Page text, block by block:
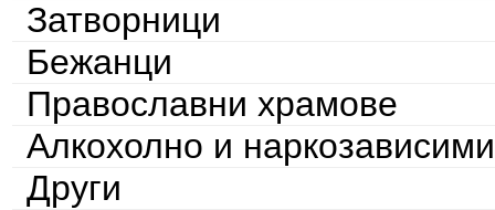
Затворници
Бежанци
Православни храмове
Алкохолно и наркозависими
Други